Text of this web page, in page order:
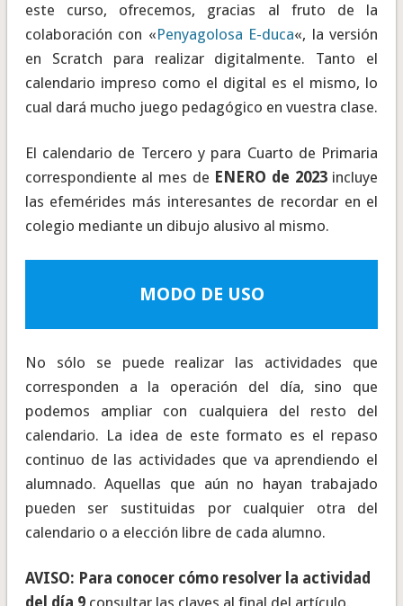
este curso, ofrecemos, gracias al fruto de la
colaboración con «Penyagolosa E-duca«, la versión
en Scratch para realizar digitalmente. Tanto el
calendario impreso como el digital es el mismo, lo
cual dará mucho juego pedagógico en vuestra clase.
El calendario de Tercero y para Cuarto de Primaria
correspondiente al mes de ENERO de 2023incluye
las efemérides más interesantes de recordar en el
colegio mediante un dibujo alusivo al mismo.
MODO DE USO
No sólo se puede realizar las actividades que
corresponden a la operación del día, sino que
podemos ampliar con cualquiera del resto del
calendario. La idea de este formato es el repaso
continuo de las actividades que va aprendiendo el
alumnado. Aquellas que aún no hayan trabajado
pueden ser sustituidas por cualquier otra del
calendario o a elección libre de cada alumno.
AVISO: Para conocer cómo resolver la actividad